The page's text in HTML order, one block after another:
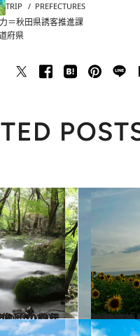
TRIP PREFECTURES
秋田県誘客推進課
府県
の絶景＆風物詩の画像（70点） 2023.8.3
【夏の絶景画像】2023年版 九州・沖縄エリアの夏の絶景＆風物詩の画像（80点）
旅＆お出